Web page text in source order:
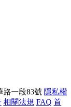
路一段83號 隱私權
相關法規 FAQ 首